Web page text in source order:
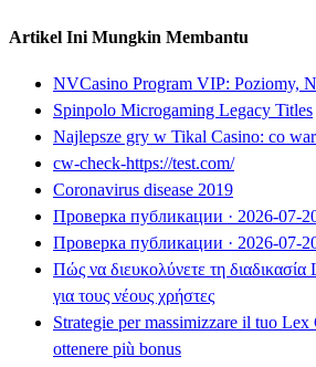
Artikel Ini Mungkin Membantu
NVCasino Program VIP: Poziomy,
Spinpolo Microgaming Legacy Titles
Najlepsze gry w Tikal Casino: co
cw-check-https://test.com/
Coronavirus disease 2019
Проверка публикации · 2026-07-
Проверка публикации · 2026-07-
Πώς να διευκολύνετε τη
για τους νέους χρήστες
Strategie per massimizzare il tuo Lex
ottenere più bonus